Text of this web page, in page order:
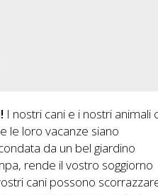
I nostri cani e i nostri animali
le loro vacanze siano
da un bel giardino
rende il vostro soggiorno
cani possono